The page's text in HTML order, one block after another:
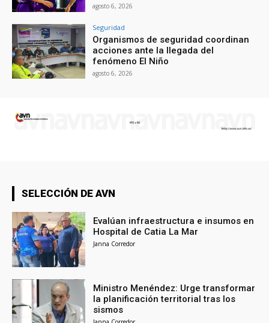
agosto 6, 2026
Seguridad
Organismos de seguridad coordinan
acciones ante la llegada del
fenómeno El Niño
agosto 6, 2026
SELECCIÓN DE AVN
Evalúan infraestructura e insumos en
Hospital de Catia La Mar
Janna Corredor
Ministro Menéndez: Urge transformar
la planificación territorial tras los
sismos